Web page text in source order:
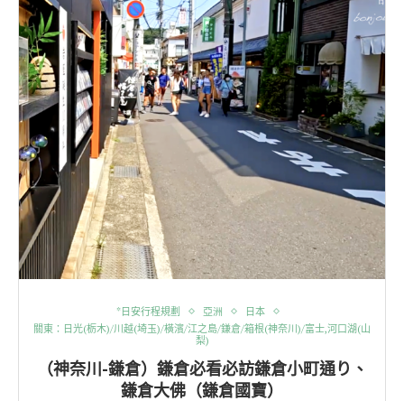
*日安行程規劃 亞洲
日本
關東：日光(栃木)/川越(埼玉)/橫濱/江之島/鎌倉/箱根(神奈川)/富士,河口湖(山
梨)
（神奈川-鎌倉）鎌倉必看必訪鎌倉小町通り、
鎌倉大佛（鎌倉國寶）